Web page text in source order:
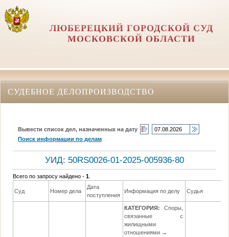
ЛЮБЕРЕЦКИЙ ГОРОДСКОЙ СУД
МОСКОВСКОЙ ОБЛАСТИ
СУДЕБНОЕ ДЕЛОПРОИЗВОДСТВО
Вывести список дел, назначенных на дату
Поиск информации по делам
УИД: 50RS0026-01-2025-005936-80
Всего по запросу найдено -1
Суд Номер дела
Дата
поступления
Информация по делу Судья
КАТЕГОРИЯ:
Споры,
связанные с
жилищными
отношениями →